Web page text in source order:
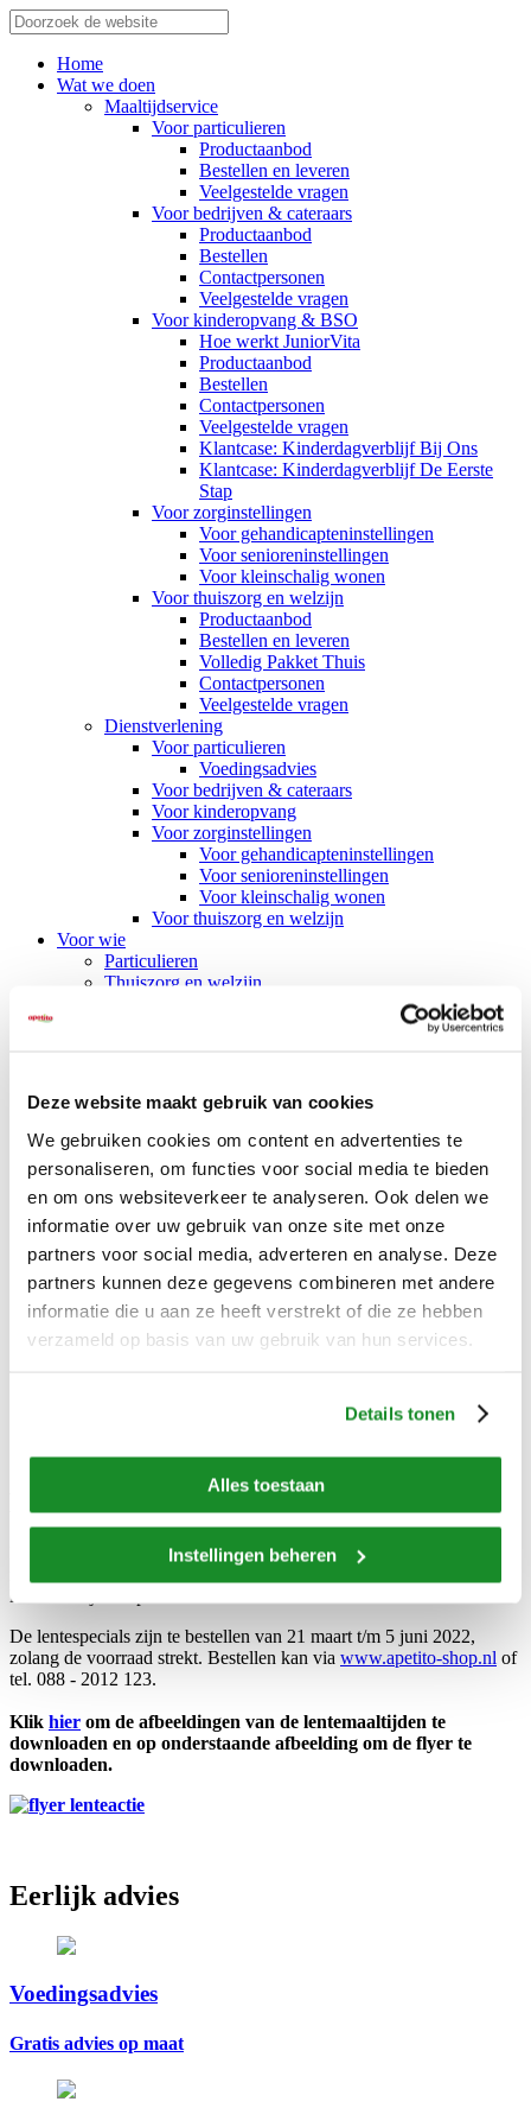
Deze website maakt gebruik van cookies
We gebruiken cookies om content en advertenties te
personaliseren, om functies voor social media te bieden
en om ons websiteverkeer te analyseren. Ook delen we
informatie over uw gebruik van onze site met onze
partners voor social media, adverteren en analyse. Deze
partners kunnen deze gegevens combineren met andere
informatie die u aan ze heeft verstrekt of die ze hebben
verzameld op basis van uw gebruik van hun services.
Details tonen
Alles toestaan
Instellingen beheren
Home
Wat we doen
Maaltijdservice
Voor particulieren
Productaanbod
Bestellen en leveren
Veelgestelde vragen
Voor bedrijven & cateraars
Productaanbod
Bestellen
Contactpersonen
Veelgestelde vragen
Voor kinderopvang & BSO
Hoe werkt JuniorVita
Productaanbod
Bestellen
Contactpersonen
Veelgestelde vragen
Klantcase: Kinderdagverblijf Bij Ons
Klantcase: Kinderdagverblijf De Eerste
Stap
Voor zorginstellingen
Voor gehandicapteninstellingen
Voor senioreninstellingen
Voor kleinschalig wonen
Voor thuiszorg en welzijn
Productaanbod
Bestellen en leveren
Volledig Pakket Thuis
Contactpersonen
Veelgestelde vragen
Dienstverlening
Voor particulieren
Voedingsadvies
Voor bedrijven & cateraars
Voor kinderopvang
Voor zorginstellingen
Voor gehandicapteninstellingen
Voor senioreninstellingen
Voor kleinschalig wonen
Voor thuiszorg en welzijn
Voor wie
Particulieren
Thuiszorg en welzijn
Onze organisatie
Waar staan we voor
Geschiedenis
Werken bij
Nieuws
Vernieuwd assortiment JuniorVita en Multi Plus
Nieuwe winVitalis bijgerechten
Vriesvers vs vers
Testimonial Het Vosje
Klantcase: Kinderdagverblijf Bij Ons
We scoren een 8,3!
Nieuwe webshop voor particulieren
De lentespecials van apetito
Het is weer bijna lente! En bij een heerlijke lente horen heerlijke
lentemaaltijden op tafel te zetten.
De lentespecials zijn te bestellen van 21 maart t/m 5 juni 2022,
zolang de voorraad strekt. Bestellen kan via www.apetito-shop.nl of
tel. 088 - 2012 123.
Klik hier om de afbeeldingen van de lentemaaltijden te
downloaden en op onderstaande afbeelding om de flyer te
downloaden.
Eerlijk advies
Voedingsadvies
Gratis advies op maat